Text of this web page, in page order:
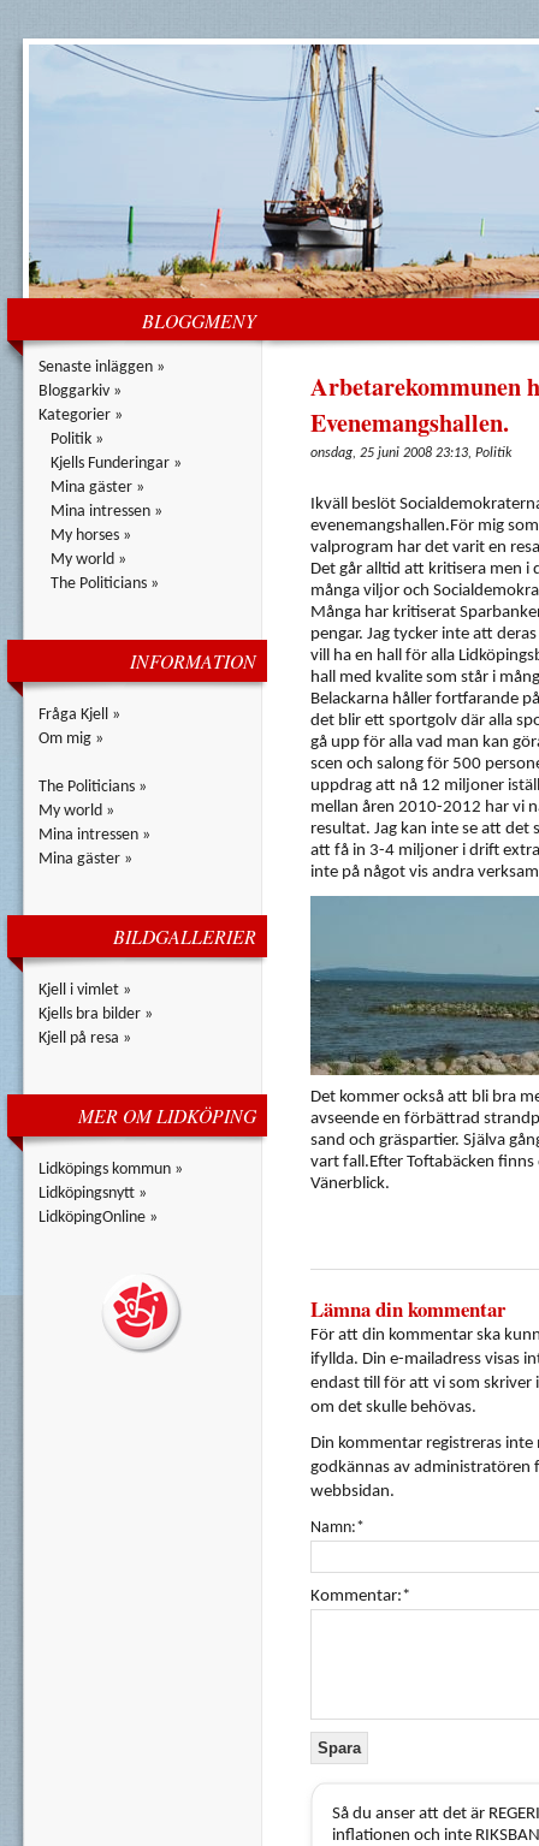
BLOGGMENY
Senaste inläggen »
Bloggarkiv »
Kategorier »
Politik »
Kjells Funderingar »
Mina gäster »
Mina intressen »
My horses »
My world »
The Politicians »
INFORMATION
Fråga Kjell »
Om mig »
The Politicians »
My world »
Mina intressen »
Mina gäster »
BILDGALLERIER
Kjell i vimlet »
Kjells bra bilder »
Kjell på resa »
MER OM LIDKÖPING
Lidköpings kommun »
Lidköpingsnytt »
LidköpingOnline »
Arbetarekommunen
Evenemangshallen.
onsdag, 25 juni 2008 23:13, Politik
Ikväll beslöt
evenemangshallen.För mig
valprogram har det varit en
Det går alltid att kritisera men
många viljor och
Många har kritiserat
pengar. Jag tycker inte att
vill ha en hall för alla
hall med kvalite som står i
Belackarna håller fortfarande
det blir ett sportgolv där alla
gå upp för alla vad man kan
scen och salong för 500
uppdrag att nå 12 miljoner
mellan åren 2010-2012 har vi
resultat. Jag kan inte se att det
att få in 3-4 miljoner i drift
inte på något vis andra
Det kommer också att bli bra
avseende en förbättrad
sand och gräspartier. Själva
vart fall.Efter Toftabäcken
Vänerblick.
Lämna din kommentar
För att din kommentar ska
ifyllda. Din e-mailadress visas
endast till för att vi som skriver
om det skulle behövas.
Din kommentar registreras
godkännas av administratören
webbsidan.
Namn:*
Kommentar:*
Så du anser att det är
inflationen och inte